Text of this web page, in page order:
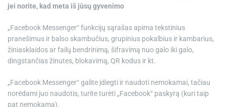
jei norite, kad meta iš jūsų gyvenimo
„Facebook Messenger“ funkcijų sąrašas apima tekstinius
pranešimus ir balso skambučius, grupinius pokalbius ir kambarius,
žiniasklaidos ar failų bendrinimą, šifravimą nuo galo iki galo,
dingstančias žinutes, blokavimą, QR kodus ir kt.
„Facebook Messenger“ galite įdiegti ir naudoti nemokamai, tačiau
norėdami juo naudotis, turite turėti „Facebook“ paskyrą (kuri taip
pat nemokama).